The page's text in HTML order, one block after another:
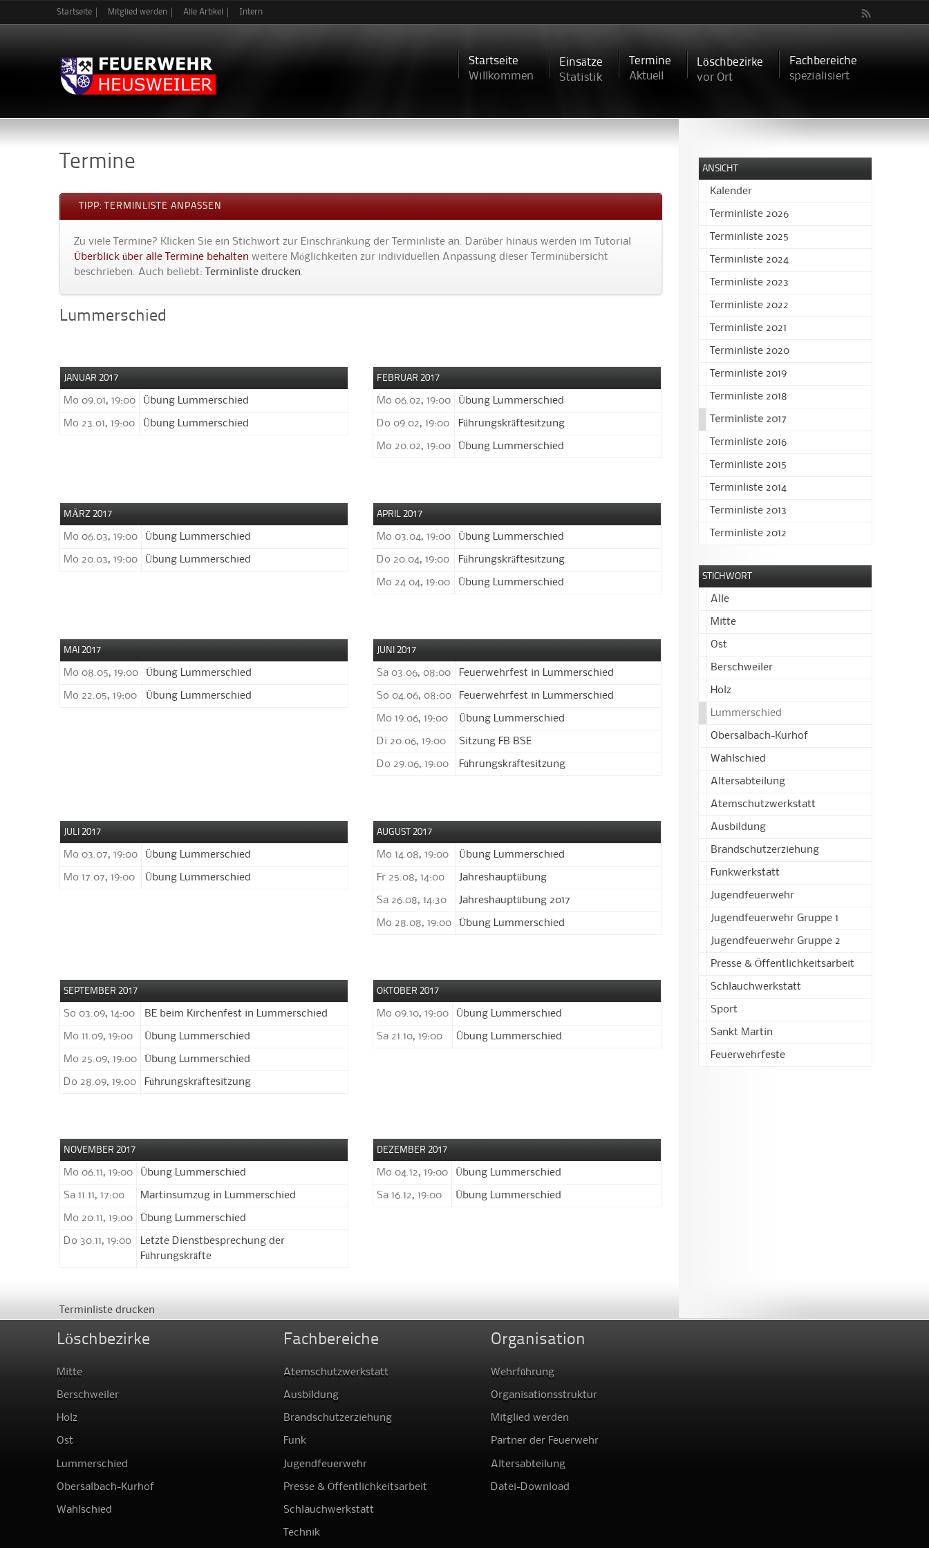
zum
Startseite Mitglied werden Alle Artikel Intern
Startseite
Willkommen
Einsätze
Statistik
Termine
Aktuell
Löschbezirke
vor Ort
Fachbereiche
spezialisiert
Termine
TIPP: TERMINLISTE ANPASSEN
Zu viele Termine? Klicken Sie ein Stichwort zur Einschränkung der Terminliste an. Darüber hinaus werden im Tutorial
Überblick über alle Termine behalten weitere Möglichkeiten zur individuellen Anpassung dieser Terminübersicht
beschrieben. Auch beliebt:
Terminliste drucken
Lummerschied
JANUAR 2017
Mo 09.01, 19:00 Übung Lummerschied
Mo 23.01, 19:00 Übung Lummerschied
FEBRUAR 2017
Mo 06.02, 19:00 Übung Lummerschied
Do 09.02, 19:00 Führungskräftesitzung
Mo 20.02, 19:00 Übung Lummerschied
MÄRZ 2017
Mo 06.03, 19:00 Übung Lummerschied
Mo 20.03, 19:00 Übung Lummerschied
APRIL 2017
Mo 03.04, 19:00 Übung Lummerschied
Do 20.04, 19:00 Führungskräftesitzung
Mo 24.04, 19:00 Übung Lummerschied
MAI 2017
Mo 08.05, 19:00 Übung Lummerschied
Mo 22.05, 19:00 Übung Lummerschied
JUNI 2017
Sa 03.06, 08:00 Feuerwehrfest in Lummerschied
So 04.06, 08:00 Feuerwehrfest in Lummerschied
Mo 19.06, 19:00 Übung Lummerschied
Di 20.06, 19:00 Sitzung FB BSE
Do 29.06, 19:00 Führungskräftesitzung
JULI 2017
Mo 03.07, 19:00 Übung Lummerschied
Mo 17.07, 19:00 Übung Lummerschied
AUGUST 2017
Mo 14.08, 19:00 Übung Lummerschied
Fr 25.08, 14:00 Jahreshauptübung
Sa 26.08, 14:30 Jahreshauptübung 2017
Mo 28.08, 19:00 Übung Lummerschied
SEPTEMBER 2017
So 03.09, 14:00 BE beim Kirchenfest in Lummerschied
Mo 11.09, 19:00 Übung Lummerschied
Mo 25.09, 19:00 Übung Lummerschied
Do 28.09, 19:00 Führungskräftesitzung
OKTOBER 2017
Mo 09.10, 19:00 Übung Lummerschied
Sa 21.10, 19:00 Übung Lummerschied
NOVEMBER 2017
Mo 06.11, 19:00 Übung Lummerschied
Sa 11.11, 17:00 Martinsumzug in Lummerschied
Mo 20.11, 19:00 Übung Lummerschied
Do 30.11, 19:00
Letzte Dienstbesprechung der
Führungskräfte
DEZEMBER 2017
Mo 04.12, 19:00 Übung Lummerschied
Sa 16.12, 19:00 Übung Lummerschied
Terminliste drucken
ANSICHT
Kalender
Terminliste 2026
Terminliste 2025
Terminliste 2024
Terminliste 2023
Terminliste 2022
Terminliste 2021
Terminliste 2020
Terminliste 2019
Terminliste 2018
Terminliste 2017
Terminliste 2016
Terminliste 2015
Terminliste 2014
Terminliste 2013
Terminliste 2012
STICHWORT
Alle
Mitte
Ost
Berschweiler
Holz
Lummerschied
Obersalbach-Kurhof
Wahlschied
Altersabteilung
Atemschutzwerkstatt
Ausbildung
Brandschutzerziehung
Funkwerkstatt
Jugendfeuerwehr
Jugendfeuerwehr Gruppe 1
Jugendfeuerwehr Gruppe 2
Presse & Öffentlichkeitsarbeit
Schlauchwerkstatt
Sport
Sankt Martin
Feuerwehrfeste
Löschbezirke
Mitte
Berschweiler
Holz
Ost
Lummerschied
Obersalbach-Kurhof
Wahlschied
Fachbereiche
Atemschutzwerkstatt
Ausbildung
Brandschutzerziehung
Funk
Jugendfeuerwehr
Presse & Öffentlichkeitsarbeit
Schlauchwerkstatt
Technik
Organisation
Wehrführung
Organisationsstruktur
Mitglied werden
Partner der Feuerwehr
Altersabteilung
Datei-Download